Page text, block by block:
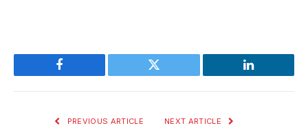
Facebook Twitter LinkedIn
PREVIOUS ARTICLE NEXT ARTICLE